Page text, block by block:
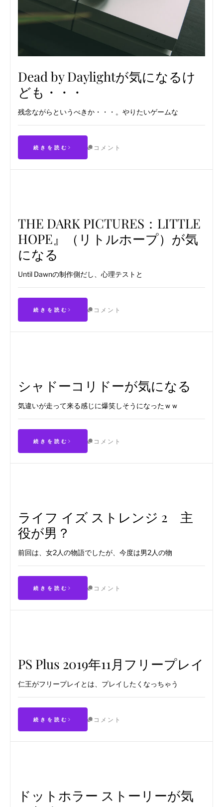
Dead by Daylightが気になるけ
ども・・・
残念ながらというべきか・・・。やりたいゲームな
続きを読む コメント
THE DARK PICTURES：LITTLE
HOPE』（リトルホープ）が気
になる
Until Dawnの制作側だし、心理テストと
続きを読む コメント
シャドーコリドーが気になる
気違いが走って来る感じに爆笑しそうになったｗｗ
続きを読む コメント
ライフ イズ ストレンジ 2 主
役が男？
前回は、女2人の物語でしたが、今度は男2人の物
続きを読む コメント
PS Plus 2019年11月フリープレイ
仁王がフリープレイとは、プレイしたくなっちゃう
続きを読む コメント
ドットホラー ストーリーが気